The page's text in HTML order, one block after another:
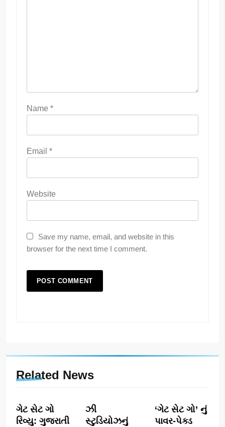
Name *
Email *
Website
Save my name, email, and website in this
browser for the next time I comment.
Related News
ગેટ સેટ ગો
રિવ્યુ: ગુજરાતી
ઝી
સ્ટુડિયોઝનું
‘ગેટ સેટ ગો’ નું
પાવર-પેક્ડ